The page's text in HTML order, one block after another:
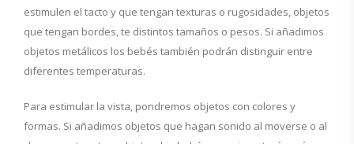
estimulen el tacto y que tengan texturas o rugosidades, objetos
que tengan bordes, te distintos tamaños o pesos. Si añadimos
objetos metálicos los bebés también podrán distinguir entre
diferentes temperaturas.
Para estimular la vista, pondremos objetos con colores y
formas. Si añadimos objetos que hagan sonido al moverse o al